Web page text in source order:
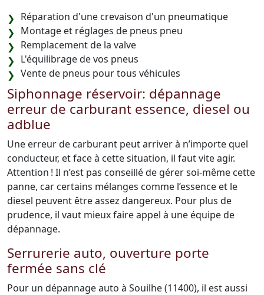
Réparation d'une crevaison d'un pneumatique
Montage et réglages de pneus pneu
Remplacement de la valve
L'équilibrage de vos pneus
Vente de pneus pour tous véhicules
Siphonnage réservoir: dépannage
erreur de carburant essence, diesel ou
adblue
Une erreur de carburant peut arriver à n’importe quel
conducteur, et face à cette situation, il faut vite agir.
Attention ! Il n’est pas conseillé de gérer soi-même cette
panne, car certains mélanges comme l’essence et le
diesel peuvent être assez dangereux. Pour plus de
prudence, il vaut mieux faire appel à une équipe de
dépannage.
Serrurerie auto, ouverture porte
fermée sans clé
Pour un dépannage auto à Souilhe (11400), il est aussi